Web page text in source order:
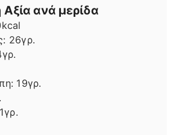
ανά μερίδα
kcal
26γρ.
γρ.
19γρ.
1γρ.